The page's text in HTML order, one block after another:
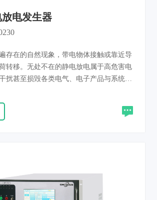
电发生器
存在的自然现象，带电物体接触或靠近导
转移。无处不在的静电放电属于高危害电
扰甚至损毁各类电气、电子产品与系统，
，专门用于考核电气、电子整机及元器件
冲击时的工作可靠性，产品严格遵照